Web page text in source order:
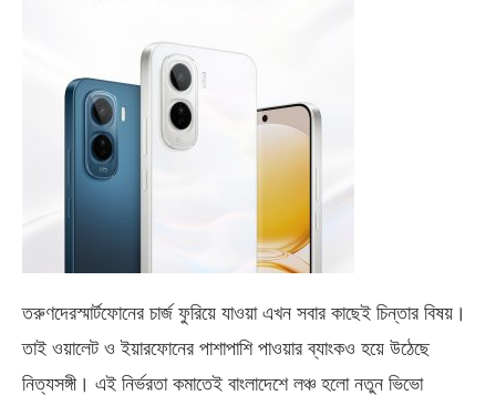
তরুণদেরস্মার্টফোনের চার্জ ফুরিয়ে যাওয়া এখন সবার কাছেই চিন্তার বিষয়।
তাই ওয়ালেট ও ইয়ারফোনের পাশাপাশি পাওয়ার ব্যাংকও হয়ে উঠেছে
নিত্যসঙ্গী। এই নির্ভরতা কমাতেই বাংলাদেশে লঞ্চ হলো নতুন ভিভো